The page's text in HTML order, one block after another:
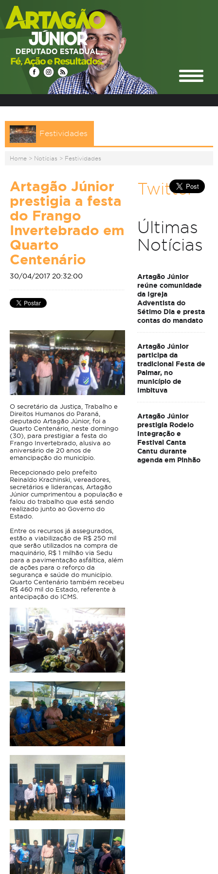
Festividades
Home > Notícias > Festividades
Artagão Júnior
prestigia a festa
do Frango
Invertebrado em
Quarto
Centenário
30/04/2017 20:32:00
O secretário da Justiça, Trabalho e
Direitos Humanos do Paraná,
deputado Artagão Júnior, foi a
Quarto Centenário, neste domingo
(30), para prestigiar a festa do
Frango Invertebrado, alusiva ao
aniversário de 20 anos de
emancipação do município.
Recepcionado pelo prefeito
Reinaldo Krachinski, vereadores,
secretários e lideranças, Artagão
Júnior cumprimentou a população e
falou do trabalho que está sendo
realizado junto ao Governo do
Estado.
Entre os recursos já assegurados,
estão a viabilização de R$ 250 mil
que serão utilizados na compra de
maquinário, R$ 1 milhão via Sedu
para a pavimentação asfáltica, além
de ações para o reforço da
segurança e saúde do município.
Quarto Centenário também recebeu
R$ 460 mil do Estado, referente à
antecipação do ICMS.
Twitter
Últimas
Notícias
Artagão Júnior
reúne comunidade
da Igreja
Adventista do
Sétimo Dia e presta
contas do mandato
Artagão Júnior
participa da
tradicional Festa de
Palmar, no
município de
Imbituva
Artagão Júnior
prestigia Rodeio
Integração e
Festival Canta
Cantu durante
agenda em Pinhão